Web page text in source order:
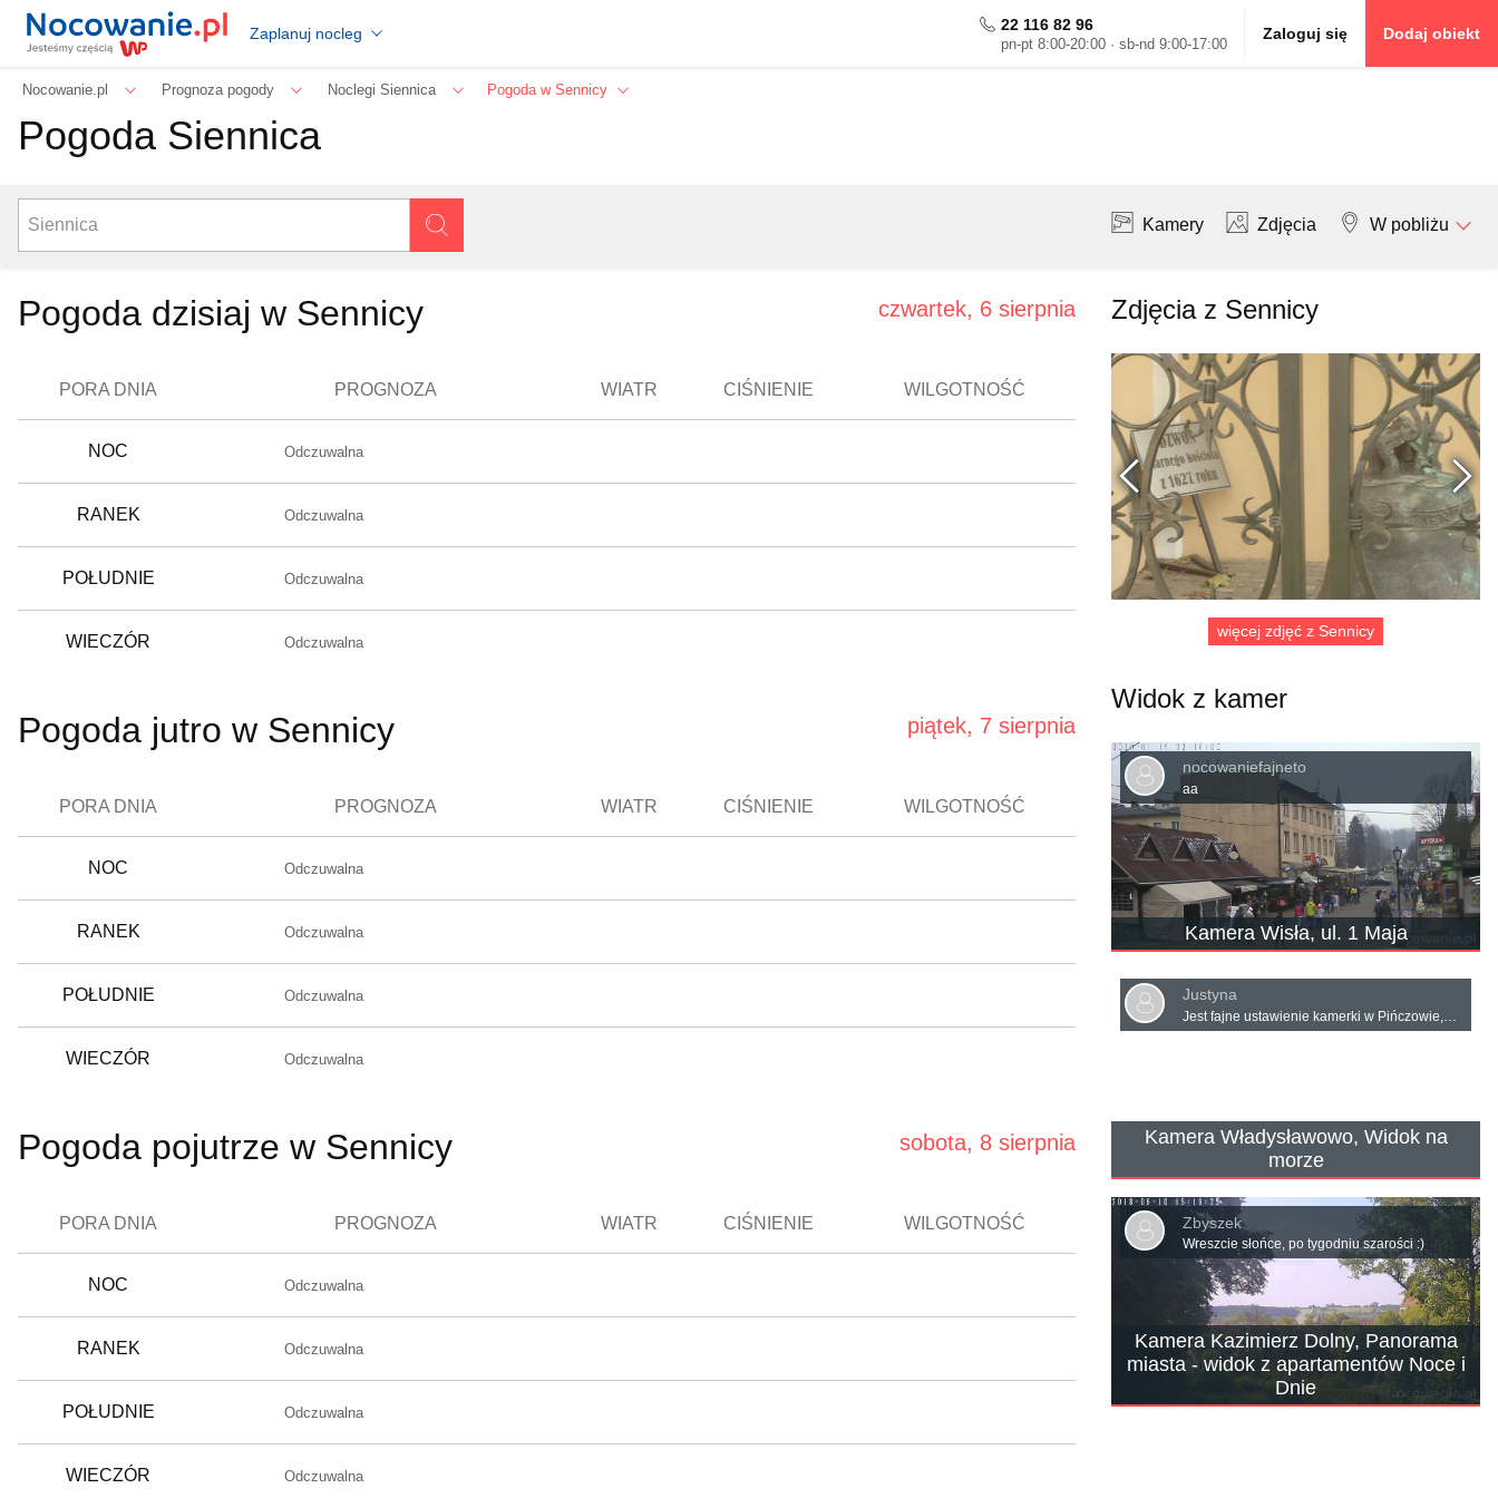
Zaplanuj nocleg 22 116 82 96
pn-pt 8:00-20:00 · sb-nd 9:00-17:00
Zaloguj się Dodaj obiekt
Nocowanie.pl Prognoza pogody Noclegi Siennica Pogoda w Sennicy
Pogoda Siennica
Kamery Zdjęcia W pobliżu
Pogoda dzisiaj w Sennicy czwartek, 6 sierpnia
PORA DNIA PROGNOZA WIATR CIŚNIENIE WILGOTNOŚĆ
NOC Odczuwalna
RANEK Odczuwalna
POŁUDNIE Odczuwalna
WIECZÓR Odczuwalna
Pogoda jutro w Sennicy piątek, 7 sierpnia
PORA DNIA PROGNOZA WIATR CIŚNIENIE WILGOTNOŚĆ
NOC Odczuwalna
RANEK Odczuwalna
POŁUDNIE Odczuwalna
WIECZÓR Odczuwalna
Pogoda pojutrze w Sennicy sobota, 8 sierpnia
PORA DNIA PROGNOZA WIATR CIŚNIENIE WILGOTNOŚĆ
NOC Odczuwalna
RANEK Odczuwalna
POŁUDNIE Odczuwalna
WIECZÓR Odczuwalna
Zdjęcia z Sennicy
Poprzednie
więcej zdjęć z Sennicy
Widok z kamer
Kamera Wisła, ul. 1 Maja
nocowaniefajneto
aa
Kamera Władysławowo, Widok na
morze
Justyna
Kamera Kazimierz Dolny, Panorama
miasta - widok z apartamentów Noce i
Dnie
Zbyszek
Wreszcie słońce, po tygodniu szarości :)